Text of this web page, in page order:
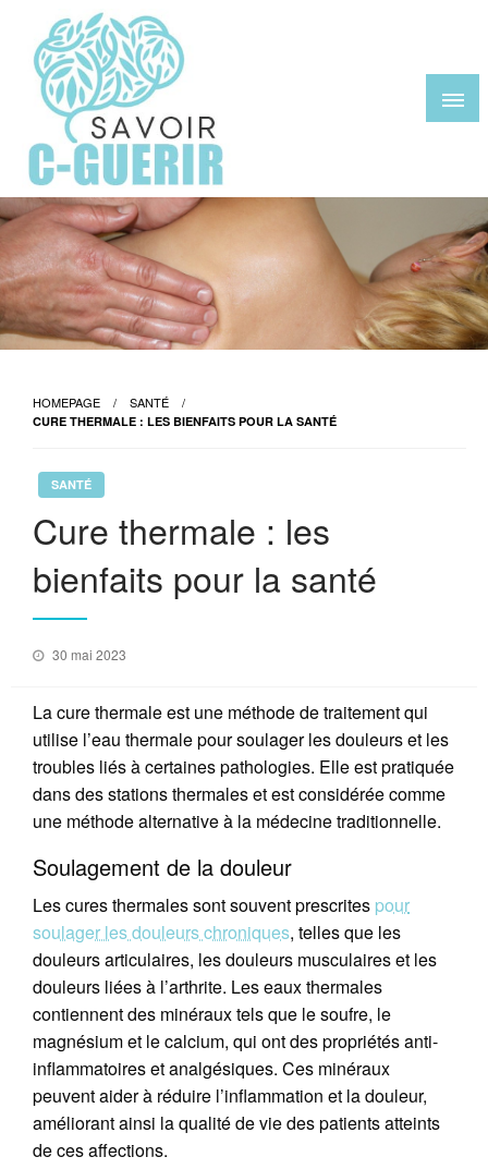
content
savoir-c-guerir.com
HOMEPAGE SANTÉ
CURE THERMALE : LES BIENFAITS POUR LA SANTÉ
SANTÉ
Cure thermale : les
bienfaits pour la santé
Posted
30 mai 2023
La cure thermale est une méthode de traitement qui
utilise l’eau thermale pour soulager les douleurs et les
troubles liés à certaines pathologies. Elle est pratiquée
dans des stations thermales et est considérée comme
une méthode alternative à la médecine traditionnelle.
Soulagement de la douleur
Les cures thermales sont souvent prescrites pour
soulager les douleurs chroniques, telles que les
douleurs articulaires, les douleurs musculaires et les
douleurs liées à l’arthrite. Les eaux thermales
contiennent des minéraux tels que le soufre, le
magnésium et le calcium, qui ont des propriétés anti-
inflammatoires et analgésiques. Ces minéraux
peuvent aider à réduire l’inflammation et la douleur,
améliorant ainsi la qualité de vie des patients atteints
de ces affections.